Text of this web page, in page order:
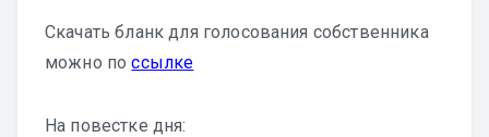
Скачать бланк для голосования собственника
можно поссылке
На повестке дня: